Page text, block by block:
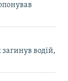
водій,